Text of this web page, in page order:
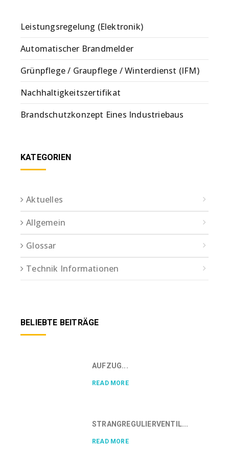
Leistungsregelung (Elektronik)
Automatischer Brandmelder
Grünpflege / Graupflege / Winterdienst (IFM)
Nachhaltigkeitszertifikat
Brandschutzkonzept Eines Industriebaus
KATEGORIEN
Aktuelles
Allgemein
Glossar
Technik Informationen
BELIEBTE BEITRÄGE
AUFZUG...
READ MORE
STRANGREGULIERVENTIL...
READ MORE